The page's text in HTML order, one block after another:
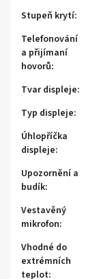
Stupeň krytí:
Telefonování
a přijímaní
hovorů:
Tvar displeje:
Typ displeje:
Úhlopříčka
displeje:
Upozornění a
budík:
Vestavěný
mikrofon:
Vhodné do
extrémních
teplot: